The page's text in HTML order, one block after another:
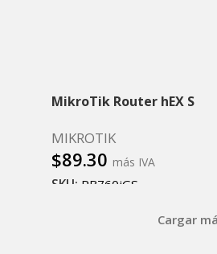
MikroTik Router hEX S
MIKROTIK
$89.30 más IVA
SKU: RB760iGS
Cargar